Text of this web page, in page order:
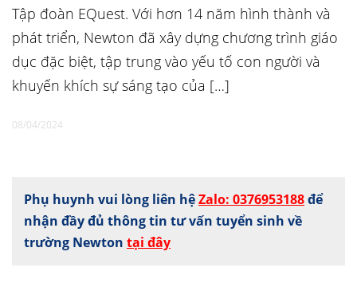
Tập đoàn EQuest. Với hơn 14 năm hình thành và
phát triển, Newton đã xây dựng chương trình giáo
dục đặc biệt, tập trung vào yếu tố con người và
khuyến khích sự sáng tạo của […]
08/04/2024
Phụ huynh vui lòng liên hệZalo: 0376953188để
nhận đầy đủ thông tin tư vấn tuyển sinh về
trường Newton tại đây